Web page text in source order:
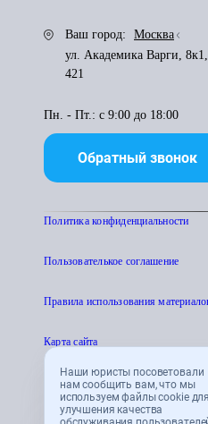
Наши юристы посоветовали
нам сообщить вам, что мы
используем файлы cookie для
улучшения качества
Ваш город:
Москва
ул. Академика Варги,
421
Пн. - Пт.: с 9:00 до 18:00
Обратный звонок
Политика конфиденциальности
Пользователькое соглашение
Правила использования
Карта сайта
© 1995 - 2026 «ЦЕНТР
CENTRATTEK.RU